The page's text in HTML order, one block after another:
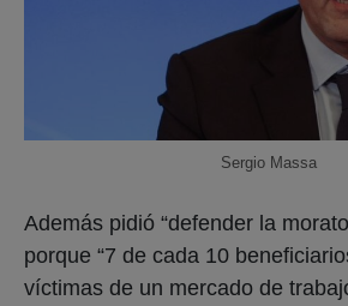
Sergio Massa
Además pidió “defender la
porque “7 de cada 10
víctimas de un mercado de